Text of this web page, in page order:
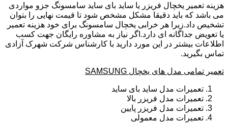
هزینه تعمیر یخچال فریزر یا ساید بای ساید سامسونگ جزو مواردی
می باشد که باید دقیقا مشکل مشخص شود تا قیمت نهایی را بتوان
تشخیص داد.زیرا هر خرابی یخچال سامسونگ برای خود هزینه تعمیر
یا تعویض جداگانه ای دارد.اگر نیاز به مشاوره رایگان جهت کسب
اطلاعات بیشتر در این مورد دارید با کارشناس شرکت شهرک آزادی
تماس بگیرید.
تعمیر تمامی مدل های یخچال SAMSUNG
تعمیرات مدل ساید بای ساید
تعمیرات مدل فریزر بالا
تعمیرات مدل فریزر پایین
تعمیرات مدل معمولی